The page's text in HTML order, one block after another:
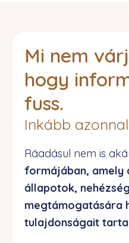
Mi nem
hogy
fuss.
Inkább
Ráadásul nem is
formájában, amely
állapotok,
megtámogatására
tulajdonságait